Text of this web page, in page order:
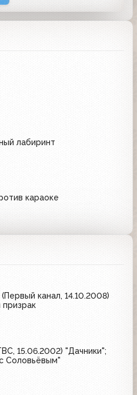
лабиринт
караоке
канал, 14.10.2008)
призрак
15.06.2002) "Дачники";
Соловьёвым"